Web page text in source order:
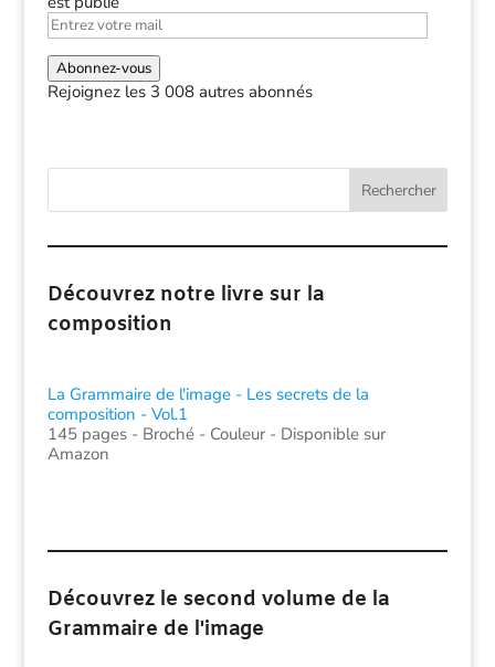
Entrez
votre
mail
Abonnez-vous
Rejoignez les 3 008 autres abonnés
Rechercher
Découvrez notre livre sur la
composition
La Grammaire de l'image - Les secrets de la
composition - Vol.1
145 pages - Broché - Couleur - Disponible sur
Amazon
Découvrez le second volume de la
Grammaire de l'image